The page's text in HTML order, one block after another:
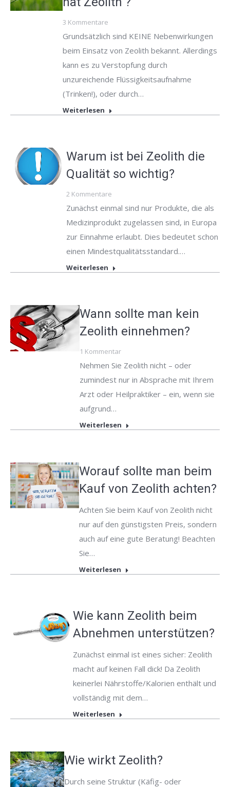
3 Kommentare
Grundsätzlich sind KEINE Nebenwirkungen
beim Einsatz von Zeolith bekannt. Allerdings
kann es zu Verstopfung durch
unzureichende Flüssigkeitsaufnahme
(Trinken!), oder durch…
Weiterlesen
Warum ist bei Zeolith die
Qualität so wichtig?
2 Kommentare
Zunächst einmal sind nur Produkte, die als
Medizinprodukt zugelassen sind, in Europa
zur Einnahme erlaubt. Dies bedeutet schon
einen Mindestqualitätsstandard.…
Weiterlesen
Wann sollte man kein
Zeolith einnehmen?
1 Kommentar
Nehmen Sie Zeolith nicht – oder
zumindest nur in Absprache mit Ihrem
Arzt oder Heilpraktiker – ein, wenn sie
aufgrund…
Weiterlesen
Worauf sollte man beim
Kauf von Zeolith achten?
Achten Sie beim Kauf von Zeolith nicht
nur auf den günstigsten Preis, sondern
auch auf eine gute Beratung! Beachten
Sie…
Weiterlesen
Wie kann Zeolith beim
Abnehmen unterstützen?
Zunächst einmal ist eines sicher: Zeolith
macht auf keinen Fall dick! Da Zeolith
keinerlei Nährstoffe/Kalorien enthält und
vollständig mit dem…
Weiterlesen
Wie wirkt Zeolith?
Durch seine Struktur (Käfig- oder